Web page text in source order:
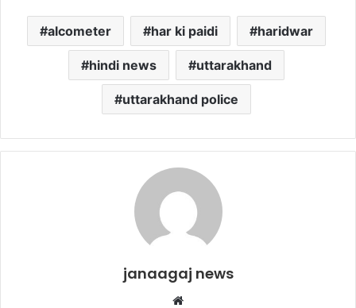
alcometer har ki paidi haridwar
hindi news uttarakhand
uttarakhand police
janaagaj news
Website